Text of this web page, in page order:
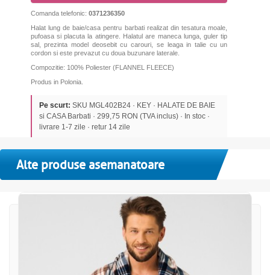
Comanda telefonic: 0371236350
Halat lung de baie/casa pentru barbati realizat din tesatura moale,
pufoasa si placuta la atingere. Halatul are maneca lunga, guler tip
sal, prezinta model deosebit cu carouri, se leaga in talie cu un
cordon si este prevazut cu doua buzunare laterale.
Compozitie: 100% Poliester (FLANNEL FLEECE)
Produs in Polonia.
Pe scurt: SKU MGL402B24 · KEY · HALATE DE BAIE
si CASA Barbati · 299,75 RON (TVA inclus) · In stoc ·
livrare 1-7 zile · retur 14 zile
Alte produse asemanatoare